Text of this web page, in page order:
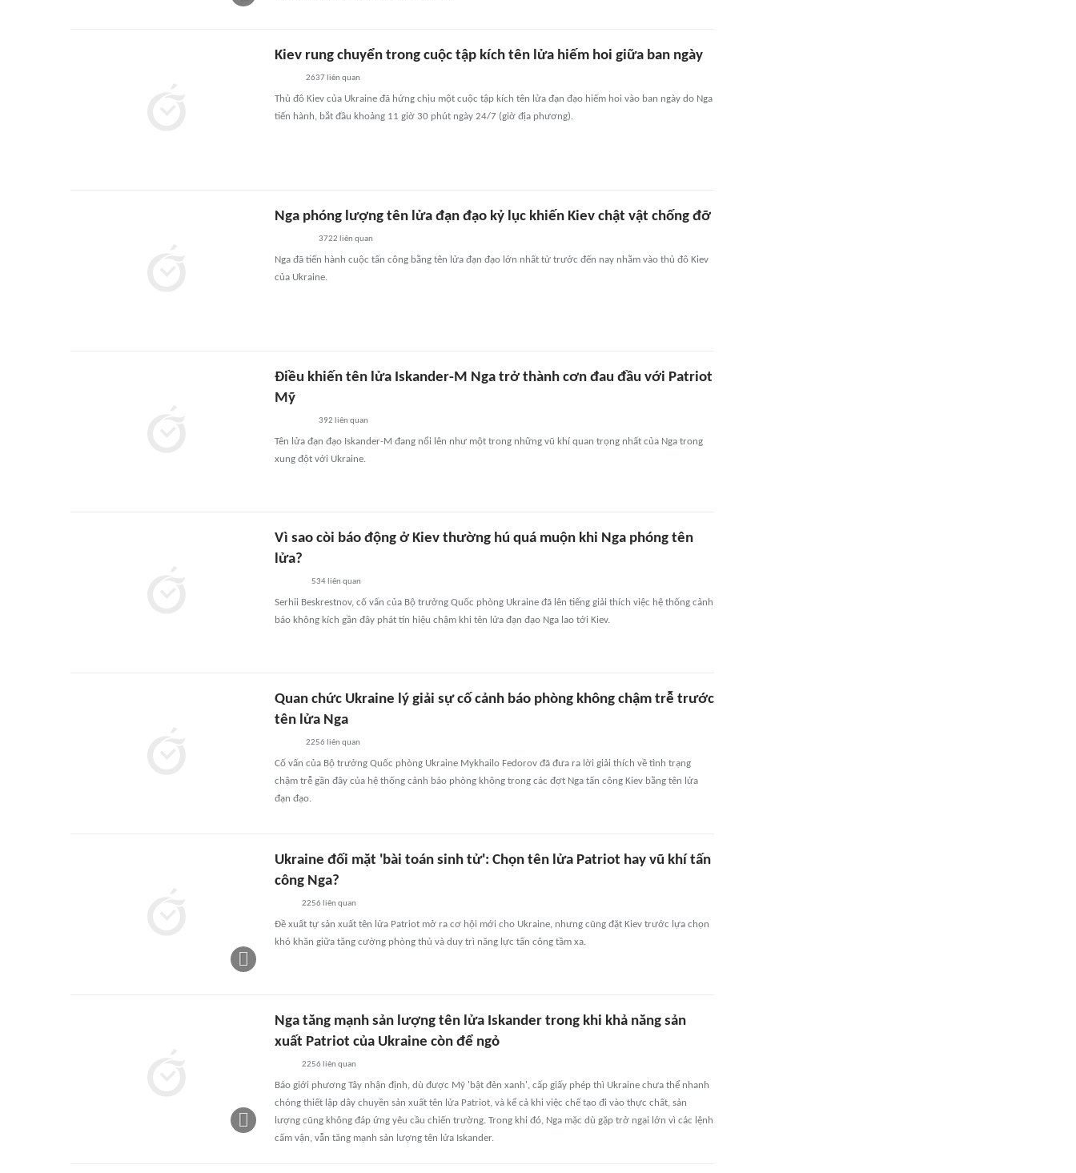
Kiev rung chuyển trong cuộc tập kích tên lửa hiếm hoi giữa ban ngày
2637 liên quan
Thủ đô Kiev của Ukraine đã hứng chịu một cuộc tập kích tên lửa đạn đạo hiếm hoi vào ban ngày do Nga
tiến hành, bắt đầu khoảng 11 giờ 30 phút ngày 24/7 (giờ địa phương).
Nga phóng lượng tên lửa đạn đạo kỷ lục khiến Kiev chật vật chống đỡ
3722 liên quan
Nga đã tiến hành cuộc tấn công bằng tên lửa đạn đạo lớn nhất từ trước đến nay nhằm vào thủ đô Kiev
của Ukraine.
Điều khiến tên lửa Iskander-M Nga trở thành cơn đau đầu với Patriot
Mỹ
392 liên quan
Tên lửa đạn đạo Iskander-M đang nổi lên như một trong những vũ khí quan trọng nhất của Nga trong
xung đột với Ukraine.
Vì sao còi báo động ở Kiev thường hú quá muộn khi Nga phóng tên
lửa?
534liên quan
Serhii Beskrestnov, cố vấn của Bộ trưởng Quốc phòng Ukraine đã lên tiếng giải thích việc hệ thống cảnh
báo không kích gần đây phát tín hiệu chậm khi tên lửa đạn đạo Nga lao tới Kiev.
Quan chức Ukraine lý giải sự cố cảnh báo phòng không chậm trễ trước
tên lửa Nga
2256 liên quan
Cố vấn của Bộ trưởng Quốc phòng Ukraine Mykhailo Fedorov đã đưa ra lời giải thích về tình trạng
chậm trễ gần đây của hệ thống cảnh báo phòng không trong các đợt Nga tấn công Kiev bằng tên lửa
đạn đạo.
Ukraine đối mặt 'bài toán sinh tử': Chọn tên lửa Patriot hay vũ khí tấn
công Nga?
2256 liên quan
Đề xuất tự sản xuất tên lửa Patriot mở ra cơ hội mới cho Ukraine, nhưng cũng đặt Kiev trước lựa chọn
khó khăn giữa tăng cường phòng thủ và duy trì năng lực tấn công tầm xa.
Nga tăng mạnh sản lượng tên lửa Iskander trong khi khả năng sản
xuất Patriot của Ukraine còn để ngỏ
2256 liên quan
Báo giới phương Tây nhận định, dù được Mỹ 'bật đèn xanh', cấp giấy phép thì Ukraine chưa thể nhanh
chóng thiết lập dây chuyền sản xuất tên lửa Patriot, và kể cả khi việc chế tạo đi vào thực chất, sản
lượng cũng không đáp ứng yêu cầu chiến trường. Trong khi đó, Nga mặc dù gặp trở ngại lớn vì các lệnh
cấm vận, vẫn tăng mạnh sản lượng tên lửa Iskander.